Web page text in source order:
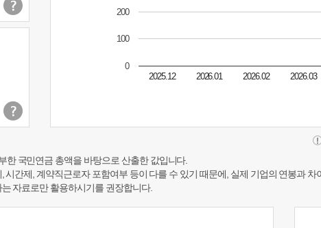
2025.12 2026.01 2026.02 2026.03
0
100
200
국민연금 총액을 바탕으로 산출한 값입니다.
간제, 계약직근로자 포함여부 등이 다를 수 있기 때문에, 실제 기업의 연봉과 차
자료로만 활용하시기를 권장합니다.